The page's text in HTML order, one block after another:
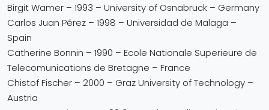
Birgit Wamer – 1993 – University of Osnabruck – Germany
Carlos Juan Pérez – 1998 – Universidad de Malaga –
Spain
Catherine Bonnin – 1990 – Ecole Nationale Superieure de
Telecomunications de Bretagne – France
Chistof Fischer – 2000 – Graz University of Technology –
Austria